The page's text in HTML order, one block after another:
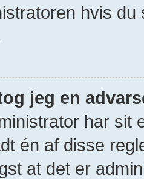
hvis
jeg en
har
én af disse
at det er